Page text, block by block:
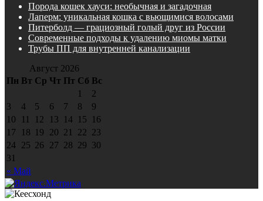
Порода кошек хауси: необычная и загадочная
Лаперм: уникальная кошка с вьющимися волосами
Питерболд — грациозный голый друг из России
Современные подходы к удалению миомы матки
Трубы ПП для внутренней канализации
Август 2026
Пн Вт Ср Чт Пт Сб Вс
« Май
1
2
3
4 5 6 7 8
9
10
11 12 13 14 15
16
17
18 19 20 21 22 23
24 25 26 27 28 29 30
31